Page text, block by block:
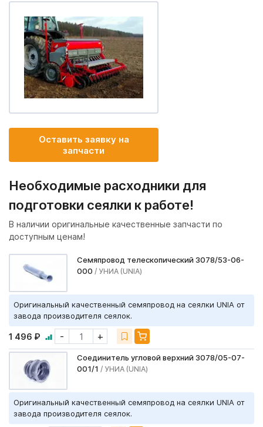
Оставить заявку на
запчасти
Необходимые расходники для
подготовки сеялки к работе!
В наличии оригинальные качественные запчасти по
доступным ценам!
Семяпровод телескопический 3078/53-06-
000 / УНИА (UNIA)
Оригинальный качественный семяпровод на сеялки UNIA от
завода производителя сеялок.
1 496 ₽ - +
Соединитель угловой верхний 3078/05-07-
001/1 / УНИА (UNIA)
Оригинальный качественный семяпровод на сеялки UNIA от
завода производителя сеялок.